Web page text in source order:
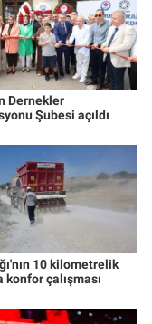
Dernekler
Şubesi açıldı
10 kilometrelik
konfor çalışması